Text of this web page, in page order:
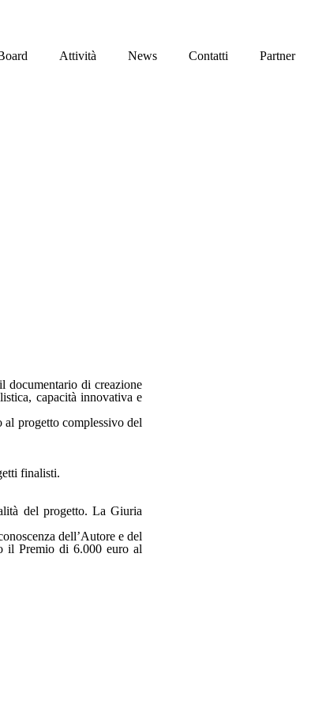
Attività News Contatti Partner
documentario di creazione
capacità innovativa e
progetto complessivo del
finalisti.
del progetto. La Giuria
dell’Autore e del
il Premio di 6.000 euro al